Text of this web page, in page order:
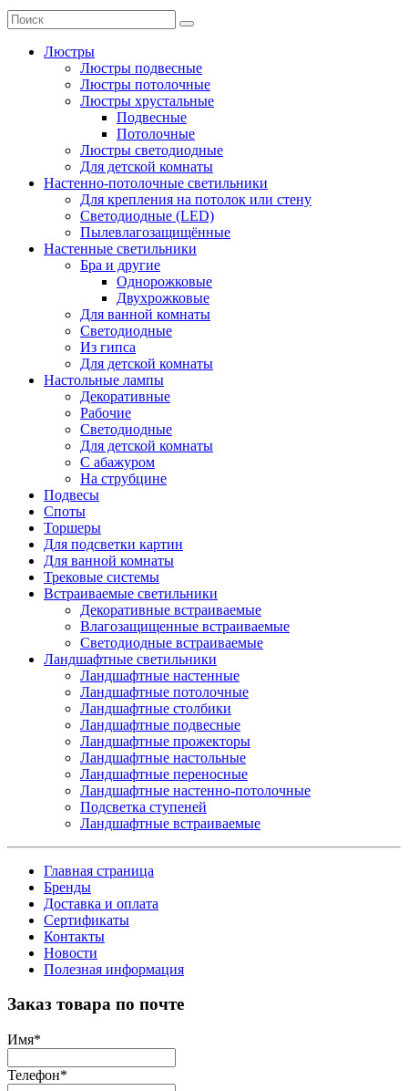
Люстры
Люстры подвесные
Люстры потолочные
Люстры хрустальные
Подвесные
Потолочные
Люстры светодиодные
Для детской комнаты
Настенно-потолочные светильники
Для крепления на потолок или стену
Светодиодные (LED)
Пылевлагозащищённые
Настенные светильники
Бра и другие
Однорожковые
Двухрожковые
Для ванной комнаты
Светодиодные
Из гипса
Для детской комнаты
Настольные лампы
Декоративные
Рабочие
Светодиодные
Для детской комнаты
С абажуром
На струбцине
Подвесы
Споты
Торшеры
Для подсветки картин
Для ванной комнаты
Трековые системы
Встраиваемые светильники
Декоративные встраиваемые
Влагозащищенные встраиваемые
Светодиодные встраиваемые
Ландшафтные светильники
Ландшафтные настенные
Ландшафтные потолочные
Ландшафтные столбики
Ландшафтные подвесные
Ландшафтные прожекторы
Ландшафтные настольные
Ландшафтные переносные
Ландшафтные настенно-потолочные
Подсветка ступеней
Ландшафтные встраиваемые
Главная страница
Бренды
Доставка и оплата
Сертификаты
Контакты
Новости
Полезная информация
Заказ товара по почте
Имя*
Телефон*